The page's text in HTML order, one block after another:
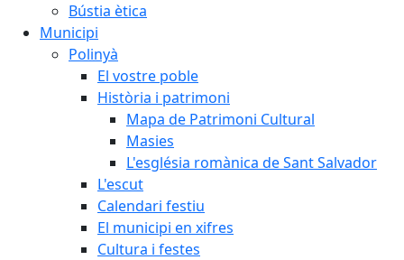
Bústia ètica
Municipi
Polinyà
El vostre poble
Història i patrimoni
Mapa de Patrimoni Cultural
Masies
L'església romànica de Sant Salvador
L'escut
Calendari festiu
El municipi en xifres
Cultura i festes